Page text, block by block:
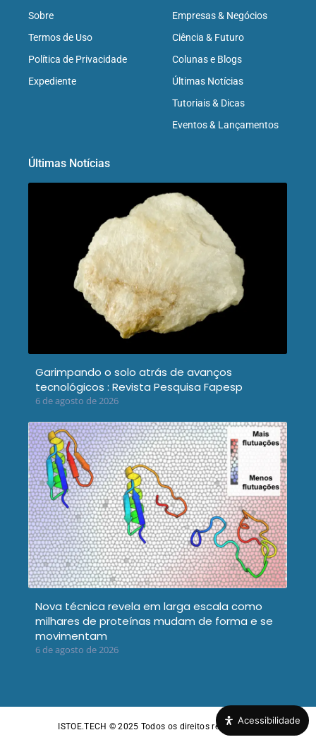
Sobre
Termos de Uso
Política de Privacidade
Expediente
Empresas & Negócios
Ciência & Futuro
Colunas e Blogs
Últimas Notícias
Tutoriais & Dicas
Eventos & Lançamentos
Últimas Notícias
Garimpando o solo atrás de avanços
tecnológicos : Revista Pesquisa Fapesp
6 de agosto de 2026
Nova técnica revela em larga escala como
milhares de proteínas mudam de forma e se
movimentam
6 de agosto de 2026
ISTOE.TECH © 2025 Todos os direitos reservados
Acessibilidade